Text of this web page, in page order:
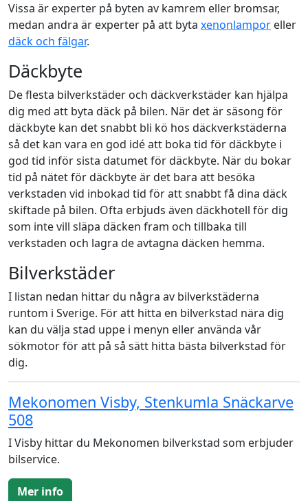
Vissa är experter på byten av kamrem eller bromsar,
medan andra är experter på att byta xenonlampor eller
däck och fälgar.
Däckbyte
De flesta bilverkstäder och däckverkstäder kan hjälpa
dig med att byta däck på bilen. När det är säsong för
däckbyte kan det snabbt bli kö hos däckverkstäderna
så det kan vara en god idé att boka tid för däckbyte i
god tid inför sista datumet för däckbyte. När du bokar
tid på nätet för däckbyte är det bara att besöka
verkstaden vid inbokad tid för att snabbt få dina däck
skiftade på bilen. Ofta erbjuds även däckhotell för dig
som inte vill släpa däcken fram och tillbaka till
verkstaden och lagra de avtagna däcken hemma.
Bilverkstäder
I listan nedan hittar du några av bilverkstäderna
runtom i Sverige. För att hitta en bilverkstad nära dig
kan du välja stad uppe i menyn eller använda vår
sökmotor för att på så sätt hitta bästa bilverkstad för
dig.
Mekonomen Visby, Stenkumla Snäckarve
508
I Visby hittar du Mekonomen bilverkstad som erbjuder
bilservice.
Mer info